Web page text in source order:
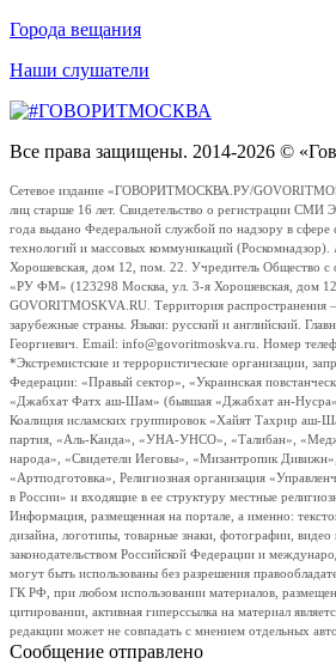
Города вещания
Наши слушатели
Все права защищены. 2014-2026 ©
Сетевое издание «ГОВОРИТМОСКВА.РУ/
лиц старше 16 лет. Свидетельство о регистрации
года выдано Федеральной службой по надзору в сфере
технологий и массовых коммуникаций
Хорошевская, дом 12, пом. 22. Учредитель Общество с
«РУ ФМ» (123298 Москва, ул. 3-я Хорошевская, дом
GOVORITMOSKVA.RU. Территория распространения
зарубежные страны. Языки: русский и английский.
Георгиевич. Email: info@govoritmoskva.ru. Номер
*Экстремистские и террористические организации,
Федерации: «Правый сектор», «Украинская
«Джабхат Фатх аш-Шам» (бывшая «Джабхат ан-
Коалиция исламских группировок «Хайят Тахрир аш-
партия, «Аль-Каида», «УНА-УНСО», «Талибан»,
народа», «Свидетели Иеговы», «Мизантропик Дивижн»,
«Артподготовка», Религиозная организация
в России» и входящие в ее структуру местные
Информация, размещенная на портале, а именно:
дизайна, логотипы, товарные знаки, фотографии, видео
законодательством Российской Федерации и
могут быть использованы без разрешения
ГК РФ, при любом использовании материалов,
цитировании, активная гиперссылка на материал
редакции может не совпадать с мнением отдельных
Сообщение отправлено